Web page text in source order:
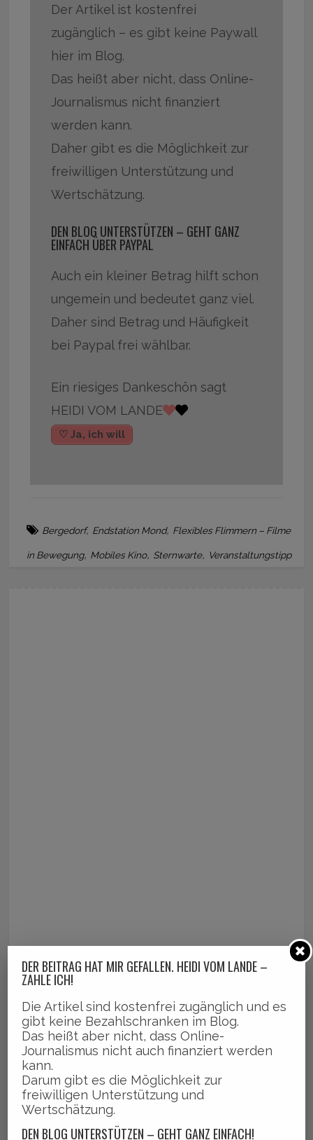
Der Artikel ist kostenfrei
zugänglich – es gibt keine Paywall
hier im Blog.
Das heißt aber nicht, dass Online-
Journalismus nicht finanziert
werden kann.
Daher gibt es die Möglichkeit zur
freiwilligen Unterstützung und
Wertschätzung.
DEN BLOG UNTERSTÜTZEN – GEHT GANZ
EINFACH ÜBER PAYPAL
Auch ein kleiner Betrag hilft schon
ungemein und bedeutet ganz viel.
Daher sind Betrag und Häufigkeit
bei Paypal frei wählbar.
Ein riesiges Dankeschön sagt
HEIDI VOM LANDE
♡ Ja, ich will
Bergedorf, Endstation Mond, Flexibles Flimmern – Filme
in Bewegung, Mobiles Kino, Sternwarte, Veranstaltungstipp
DER BEITRAG HAT MIR GEFALLEN. HEIDI VOM LANDE –
ZAHLE ICH!
Die Artikel sind kostenfrei zugänglich und es
gibt keine Bezahlschranken im Blog.
Das heißt aber nicht, dass Online-
Journalismus nicht auch finanziert werden
kann.
Darum gibt es die Möglichkeit zur
freiwilligen Unterstützung und
Wertschätzung.
DEN BLOG UNTERSTÜTZEN – GEHT GANZ EINFACH!